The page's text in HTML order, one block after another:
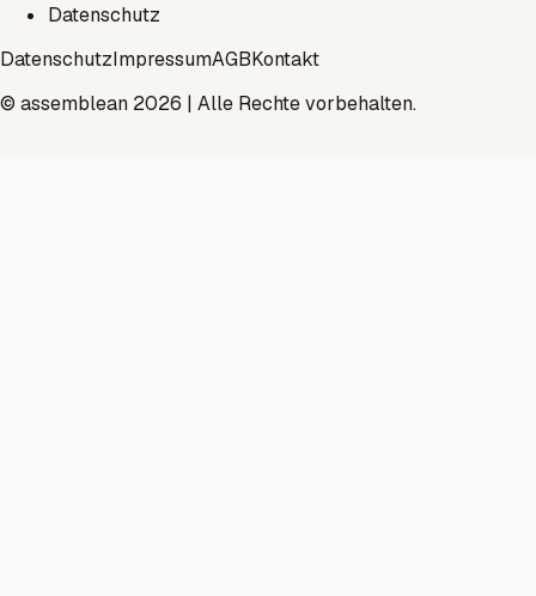
Datenschutz
DatenschutzImpressumAGBKontakt
© assemblean 2026 | Alle Rechte vorbehalten.